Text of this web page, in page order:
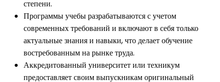
степени.
Программы учебы разрабатываются с учетом
современных требований и включают в себя только
актуальные знания и навыки, что делает обучение
востребованным на рынке труда.
Аккредитованный университет или техникум
предоставляет своим выпускникам оригинальный